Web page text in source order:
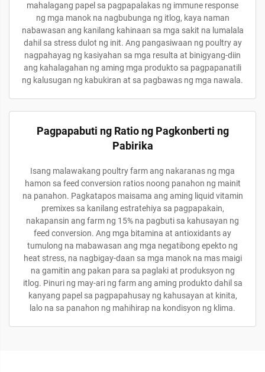
mahalagang papel sa pagpapalakas ng immune response
ng mga manok na nagbubunga ng itlog, kaya naman
nabawasan ang kanilang kahinaan sa mga sakit na lumalala
dahil sa stress dulot ng init. Ang pangasiwaan ng poultry ay
nagpahayag ng kasiyahan sa mga resulta at binigyang-diin
ang kahalagahan ng aming mga produkto sa pagpapanatili
ng kalusugan ng kabukiran at sa pagbawas ng mga nawala.
Pagpapabuti ng Ratio ng Pagkonberti ng
Pabirika
Isang malawakang poultry farm ang nakaranas ng mga
hamon sa feed conversion ratios noong panahon ng mainit
na panahon. Pagkatapos maisama ang aming liquid vitamin
premixes sa kanilang estratehiya sa pagpapakain,
nakapansin ang farm ng 15% na pagbuti sa kahusayan ng
feed conversion. Ang mga bitamina at antioxidants ay
tumulong na mabawasan ang mga negatibong epekto ng
heat stress, na nagbigay-daan sa mga manok na mas maigi
na gamitin ang pakan para sa paglaki at produksyon ng
itlog. Pinuri ng may-ari ng farm ang aming produkto dahil sa
kanyang papel sa pagpapahusay ng kahusayan at kinita,
lalo na sa panahon ng mahihirap na kondisyon ng klima.